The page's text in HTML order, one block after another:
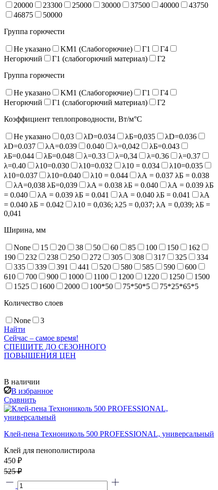
20000
23300 25000 30000 37500 40000
43750
46875
50000
Группа горючести
Не указано KM1 (Слабогорючие) Г1
Г4
Негорючий
Г1 (слабогорючий материал)
Г2
Группа горючести
Не указано KM1 (Слабогорючие) Г1
Г4
Негорючий
Г1 (слабогорючий материал)
Г2
Коэффициент теплопроводности, Вт/м°С
Не указано 0,03 λD=0.034 λБ=0,035
λD=0.036
λD=0.037
λA=0.039 0.040 λ=0,042
λБ=0.043
λБ=0.044
λБ=0.048 λ=0.33 λ=0,34 λ=0.36
λ=0.37
λ=0.40
λ10=0.030 λ10=0.032 λ10 = 0.034
λ10=0.035
λ10=0.037
λ10=0.040 λ10 = 0.044
λА = 0.037 λБ = 0.038
λА=0,038 λБ=0,039
λA = 0.038 λБ = 0.040
λА = 0.039 λБ
= 0.040
λА = 0.039 λБ = 0.041 λА = 0.040 λБ = 0.041
λА
= 0.040 λБ = 0.042
λ10 = 0,036; λ25 = 0,037; λА = 0,039; λБ =
0,041
Ширина, мм
None 15 20 38 50 60 85 100 150
162
190
232 238 250 272 305 308 317 325
334
335
339 391 441 520 580 585 590
600
610
700 900 1000 1100 1200 1220 1250
1500
1525
1600 2000 100*50 75*50*5
75*25*65*5
Количество слоев
None
3
Найти
Сейчас – самое время!
СПЕШИТЕ ДО СЕЗОННОГО
ПОВЫШЕНИЯ ЦЕН
В наличии
В избранное
Сравнить
Клей-пена Технониколь 500 PROFESSIONAL, универсальный
Клей для пенополистирола
450 ₽
525 ₽